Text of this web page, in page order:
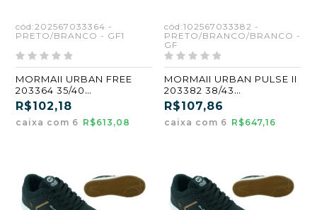
cód:202567033364 -
PRETO/BRANCO - GF1
MORMAII URBAN FREE
203364 35/40
PRETO/BRANCO (GF)
(CX6)
R$102,18
caixa com 6 R$613,08
cód:102567033382 -
PRETO/BRANCO/BRANCO -
GF
MORMAII URBAN PULSE II
203382 38/43
PRETO/BRANCO/BRANCO
(GF) (CX6)
R$107,86
caixa com 6 R$647,16